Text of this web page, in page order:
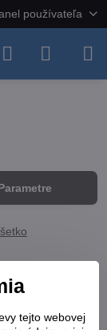
používateľa
tejto webovej